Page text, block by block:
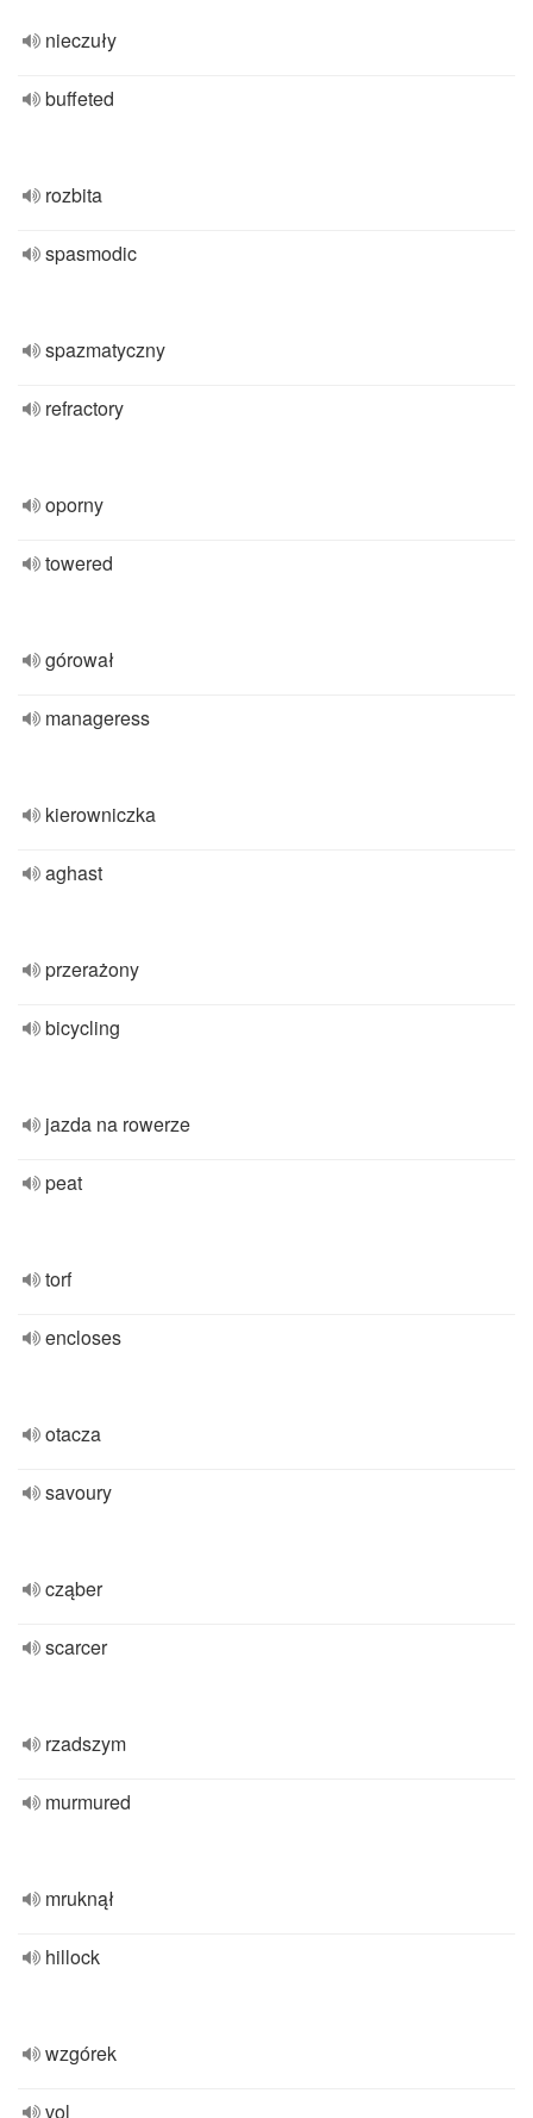
nieczuły
buffeted
rozbita
spasmodic
spazmatyczny
refractory
oporny
towered
górował
manageress
kierowniczka
aghast
przerażony
bicycling
jazda na rowerze
peat
torf
encloses
otacza
savoury
cząber
scarcer
rzadszym
murmured
mruknął
hillock
wzgórek
vol